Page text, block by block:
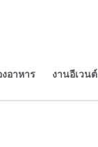
อาหาร งานอีเวนต์